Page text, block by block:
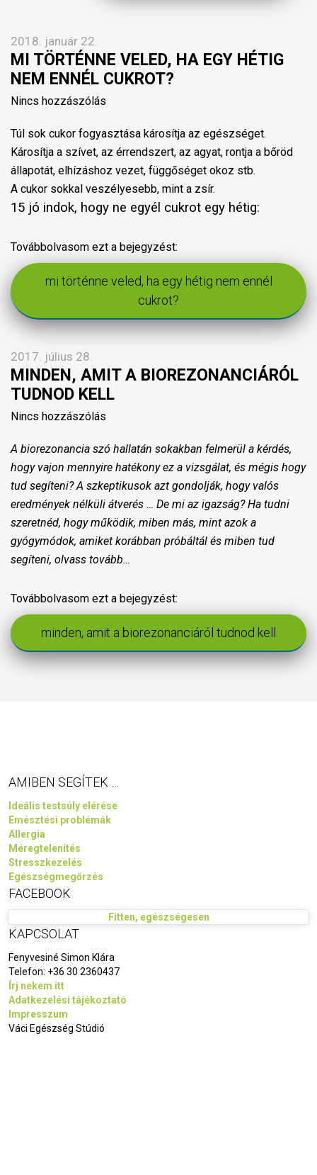
2018. január 22.
MI TÖRTÉNNE VELED, HA EGY HÉTIG
NEM ENNÉL CUKROT?
Nincs hozzászólás
Túl sok cukor fogyasztása károsítja az egészséget.
Károsítja a szívet, az érrendszert, az agyat, rontja a bőröd
állapotát, elhízáshoz vezet, függőséget okoz stb.
A cukor sokkal veszélyesebb, mint a zsír.
15 jó indok, hogy ne egyél cukrot egy hétig:
Továbbolvasom ezt a bejegyzést:
mi történne veled, ha egy hétig nem ennél
cukrot?
2017. július 28.
MINDEN, AMIT A BIOREZONANCIÁRÓL
TUDNOD KELL
Nincs hozzászólás
A biorezonancia szó hallatán sokakban felmerül a kérdés,
hogy vajon mennyire hatékony ez a vizsgálat, és mégis hogy
tud segíteni? A szkeptikusok azt gondolják, hogy valós
eredmények nélküli átverés … De mi az igazság? Ha tudni
szeretnéd, hogy működik, miben más, mint azok a
gyógymódok, amiket korábban próbáltál és miben tud
segíteni, olvass tovább…
Továbbolvasom ezt a bejegyzést:
minden, amit a biorezonanciáról tudnod kell
AMIBEN SEGÍTEK …
Ideális testsúly elérése
Emésztési problémák
Allergia
Méregtelenítés
Stresszkezelés
Egészségmegőrzés
FACEBOOK
Fitten, egészségesen
KAPCSOLAT
Fenyvesiné Simon Klára
Telefon: +36 30 2360437
Írj nekem itt
Adatkezelési tájékoztató
Impresszum
Váci Egészség Stúdió